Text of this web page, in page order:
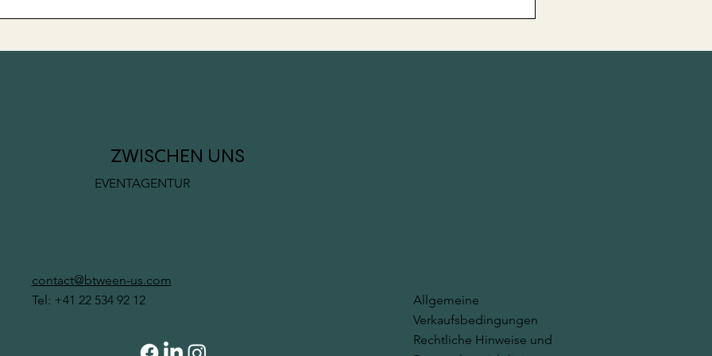
Belastbarkeit und
Herausforderung an!
contact@btween-us.com
Tel: +41 22 534 92 12
Allgemeine
Verkaufsbedingungen
Rechtliche Hinweise und
ZWISCHEN UNS
EVENTAGENTUR